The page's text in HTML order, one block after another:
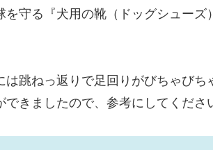
守る『犬用の靴（ドッグシューズ
跳ねっ返りで足回りがびちゃびち
きましたので、参考にしてくださ